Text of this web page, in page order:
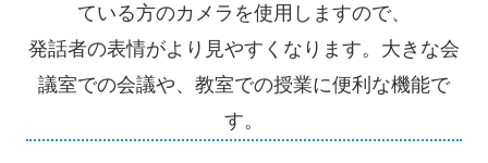
ている方のカメラを使用しますので、
発話者の表情がより見やすくなります。大きな会
議室での会議や、教室での授業に便利な機能で
す。